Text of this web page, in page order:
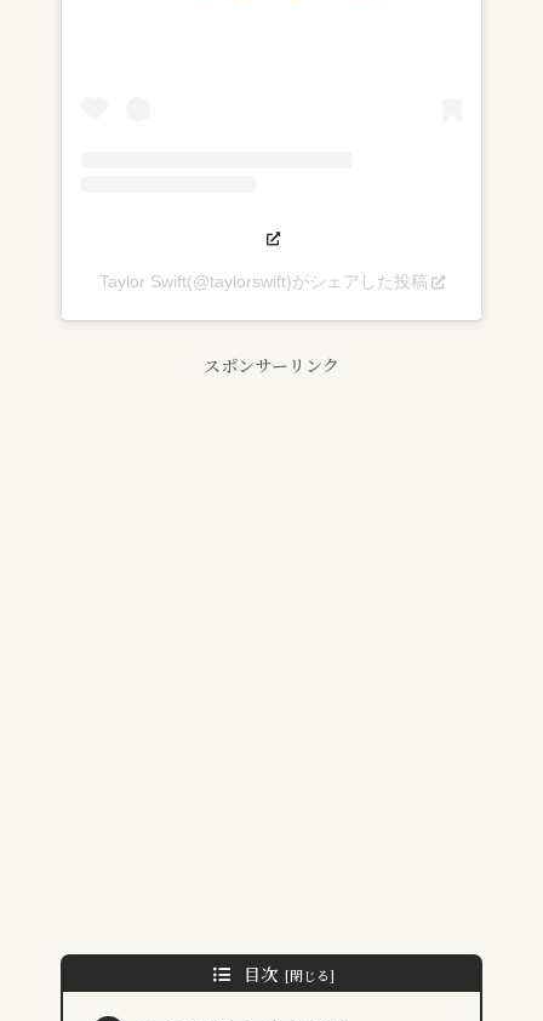
Taylor Swift(@taylorswift)がシェアした投稿
スポンサーリンク
目次